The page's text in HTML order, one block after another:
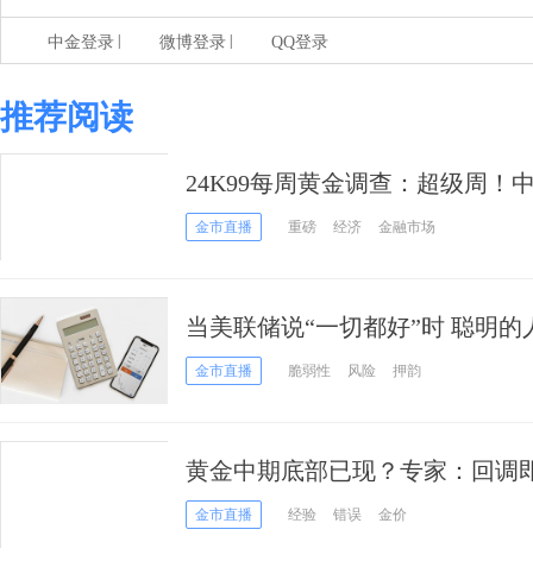
中金登录 微博登录 QQ登录
推荐阅读
24K99每周黄金调查：超级周！
段 下周金价如何走？
金市直播 重磅 经济 金融市场
当美联储说“一切都好”时 聪明的
金市直播 脆弱性 风险 押韵
黄金中期底部已现？专家：回调
了！
金市直播 经验 错误 金价